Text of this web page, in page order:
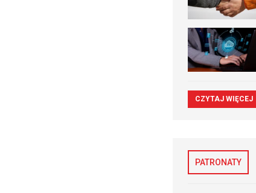
CZYTAJ WIĘCEJ
PATRONATY